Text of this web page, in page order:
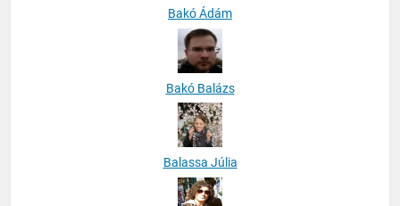
Bakó Ádám
Bakó Balázs
Balassa Júlia